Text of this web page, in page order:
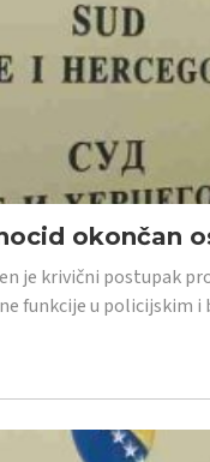
okončan
je krivični postupak
funkcije u policijskim